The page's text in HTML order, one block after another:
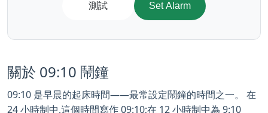
測試 Set Alarm
關於 09:10 鬧鐘
09:10 是早晨的起床時間——最常設定鬧鐘的時間之一。 在
24 小時制中,這個時間寫作 09:10;在 12 小時制中為 9:10